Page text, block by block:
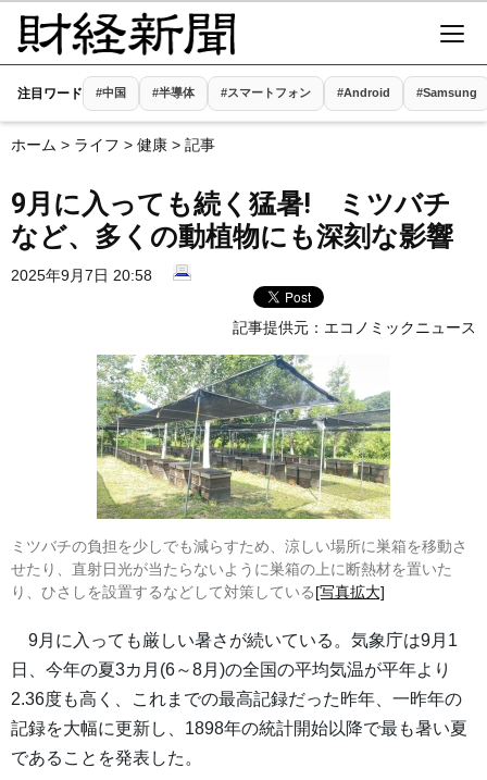
注目ワード #中国 #半導体 #スマートフォン #Android #Samsung
ホーム > ライフ > 健康 > 記事
9月に入っても続く猛暑! ミツバチ
など、多くの動植物にも深刻な影響
2025年9月7日 20:58
記事提供元： エコノミックニュース
ミツバチの負担を少しでも減らすため、涼しい場所に巣箱を移動さ
せたり、直射日光が当たらないように巣箱の上に断熱材を置いた
り、ひさしを設置するなどして対策している[写真拡大]
9月に入っても厳しい暑さが続いている。気象庁は9月1
日、今年の夏3カ月(6～8月)の全国の平均気温が平年より
2.36度も高く、これまでの最高記録だった昨年、一昨年の
記録を大幅に更新し、1898年の統計開始以降で最も暑い夏
であることを発表した。